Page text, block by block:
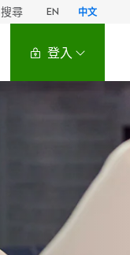
搜尋 EN 中文
登入